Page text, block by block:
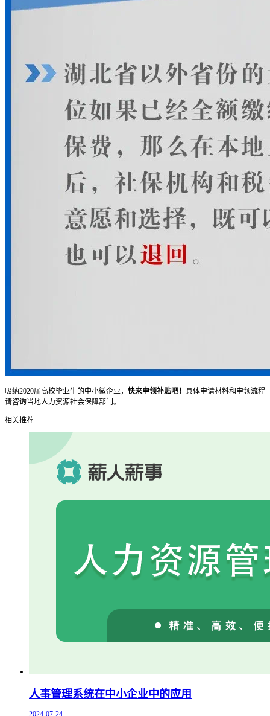
吸纳2020届高校毕业生的中小微企业， 快来申领补贴吧！ 具体申请材料和申领流程
请咨询当地人力资源社会保障部门。
相关推荐
人事管理系统在中小企业中的应用
2024-07-24